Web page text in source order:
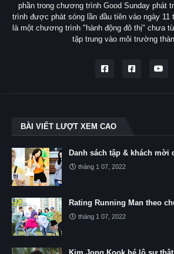
phần trong chương trình Good Sunday phát
trình được phát sóng lần đầu tiên vào ngày 11
là một chương trình "hành động đô thị" chưa
tập trung vào môi trường
BÀI VIẾT LƯỢT XEM CAO
Danh sách tập & khách mời
tháng 1 07, 2022
Rating Running Man theo
tháng 1 07, 2022